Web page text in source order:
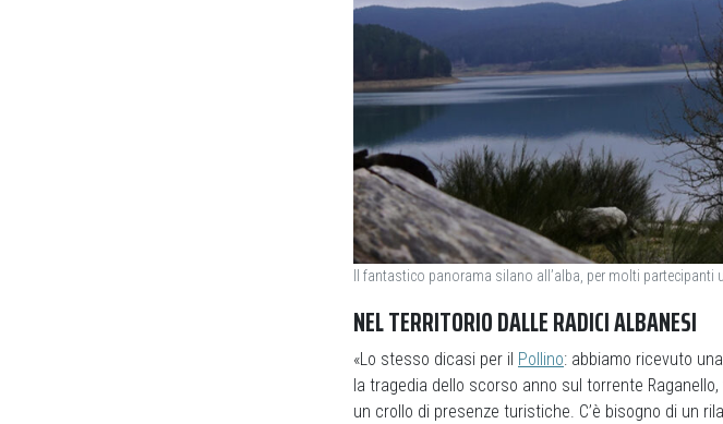
Il fantastico panorama silano all’alba, per molti
NEL TERRITORIO DALLE RADICI ALBANESI
«Lo stesso dicasi per il Pollino: abbiamo ricevuto
la tragedia dello scorso anno sul torrente
un crollo di presenze turistiche. C’è bisogno di un